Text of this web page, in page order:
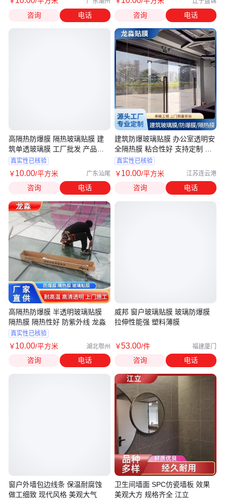
咨询 电话
高隔热防爆膜 隔热玻璃贴膜 建
筑单透玻璃膜 工厂批发 产品齐
全 龙淼
真实性已核验
￥10.00/平方米 广东汕尾
咨询 电话
高隔热防爆膜 半透明玻璃贴膜
隔热膜 隔热性好 防紫外线 龙淼
真实性已核验
￥10.00/平方米 湖北鄂州
咨询 电话
窗户外墙包边线条 保温耐腐蚀
做工细致 现代风格 美观大气
咨询 电话
建筑防爆玻璃贴膜 办公室透明安
全隔热膜 粘合性好 支持定制 龙
淼
真实性已核验
￥10.00/平方米 江苏连云港
咨询 电话
威邦 窗户玻璃贴膜 玻璃防爆膜
拉伸性能强 塑料薄膜
￥53.00/件 福建厦门
咨询 电话
卫生间墙面 SPC仿瓷墙板 效果
美观大方 规格齐全 江立